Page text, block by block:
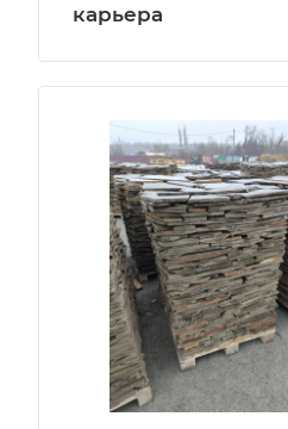
карьера